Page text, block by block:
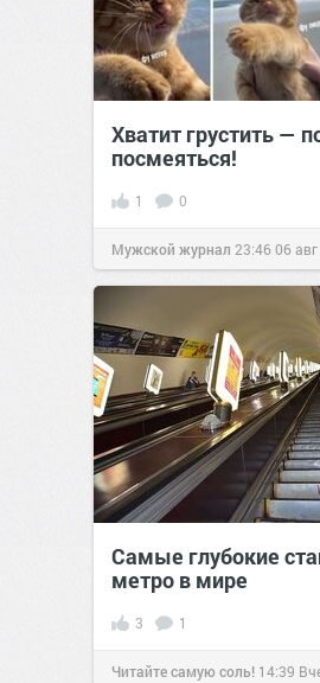
Хватит грустить —
посмеяться!
1 0
Мужской журнал 23:4606
Самые глубокие
метро в мире
3 1
Читайте самую соль! 14:39